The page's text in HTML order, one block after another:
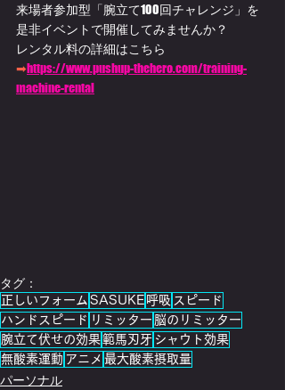
来場者参加型「腕立て100回チャレンジ」を
是非イベントで開催してみませんか？
レンタル料の詳細はこちら
➡https://www.pushup-thehero.com/training-
machine-rental
タグ：
正しいフォーム SASUKE 呼吸 スピード
ハンドスピード リミッター 脳のリミッター
腕立て伏せの効果範馬刃牙 シャウト効果
無酸素運動 アニメ 最大酸素摂取量
パーソナル